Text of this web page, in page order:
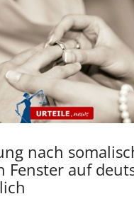
nach
Fenster auf